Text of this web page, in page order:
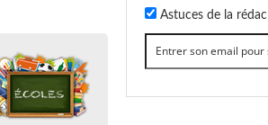
Astuces de la rédac